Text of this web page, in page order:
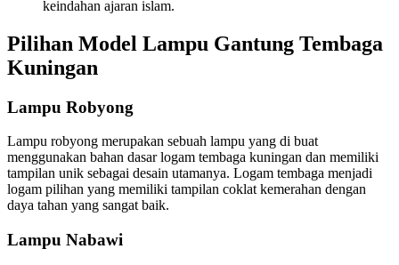
keindahan ajaran islam.
Pilihan Model Lampu Gantung Tembaga
Kuningan
Lampu Robyong
Lampu robyong merupakan sebuah lampu yang di buat
menggunakan bahan dasar logam tembaga kuningan dan memiliki
tampilan unik sebagai desain utamanya. Logam tembaga menjadi
logam pilihan yang memiliki tampilan coklat kemerahan dengan
daya tahan yang sangat baik.
Lampu Nabawi